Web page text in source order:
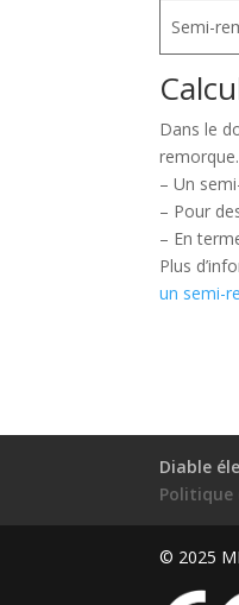
Semi-
Dans le
– Un
– Pour
– En
Plus
un semi-
Diable
© 2025